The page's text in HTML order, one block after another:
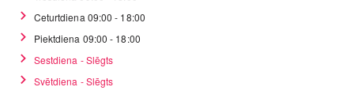
Ceturtdiena 09:00 - 18:00
Piektdiena 09:00 - 18:00
Sestdiena - Slēgts
Svētdiena - Slēgts